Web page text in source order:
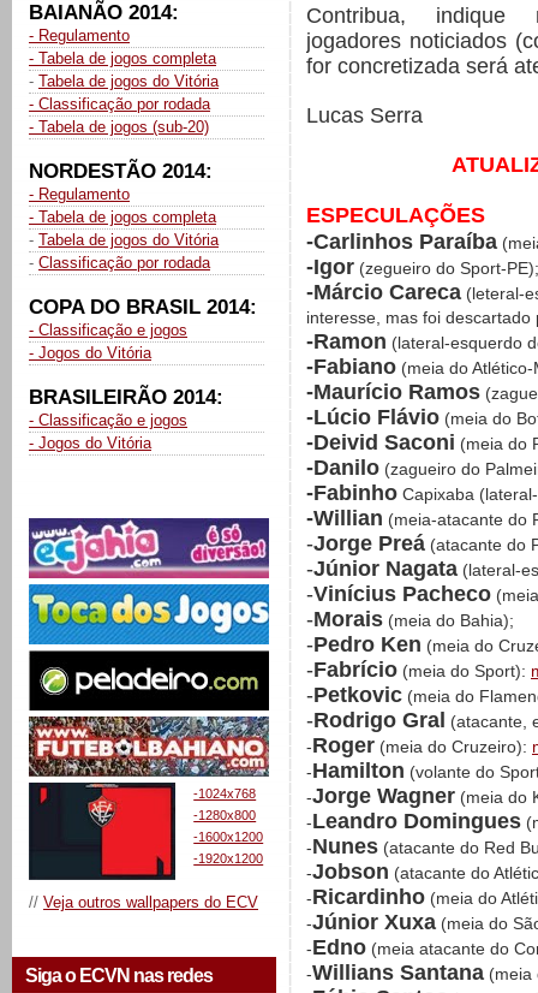
BAIANÃO 2014:
- Regulamento
- Tabela de jogos completa
- Tabela de jogos do Vitória
- Classificação por rodada
- Tabela de jogos (sub-20)
NORDESTÃO 2014:
- Regulamento
- Tabela de jogos completa
- Tabela de jogos do Vitória
- Classificação por rodada
COPA DO BRASIL 2014:
- Classificação e jogos
- Jogos do Vitória
BRASILEIRÃO 2014:
- Classificação e jogos
- Jogos do Vitória
-1024x768
-1280x800
-1600x1200
-1920x1200
// Veja outros wallpapers do ECV
Siga o ECVN nas redes
Contribua, indique
jogadores noticiados
for concretizada será
Lucas Serra
ESPECULAÇÕES
-Carlinhos Paraíba
-Igor (zegueiro do Sport-PE);
-Márcio Careca (leteral-
interesse, mas foi
-Ramon (lateral-esquerdo
-Fabiano (meia do Atlético-
-Maurício Ramos
-Lúcio Flávio (meia do
-Deivid Saconi (meia do
-Danilo (zagueiro do
-Fabinho Capixaba
-Willian (meia-atacante do
-Jorge Preá (atacante do
-Júnior Nagata (lateral-
-Vinícius Pacheco
-Morais (meia do Bahia);
-Pedro Ken (meia do
-Fabrício (meia do Sport):
-Petkovic (meia do
-Rodrigo Gral (atacante,
-Roger (meia do Cruzeiro):
-Hamilton (volante do
-Jorge Wagner (meia do
-Leandro Domingues
-Nunes (atacante do Red
-Jobson (atacante do
-Ricardinho (meia do
-Júnior Xuxa (meia do
-Edno (meia atacante do
-Willians Santana (meia